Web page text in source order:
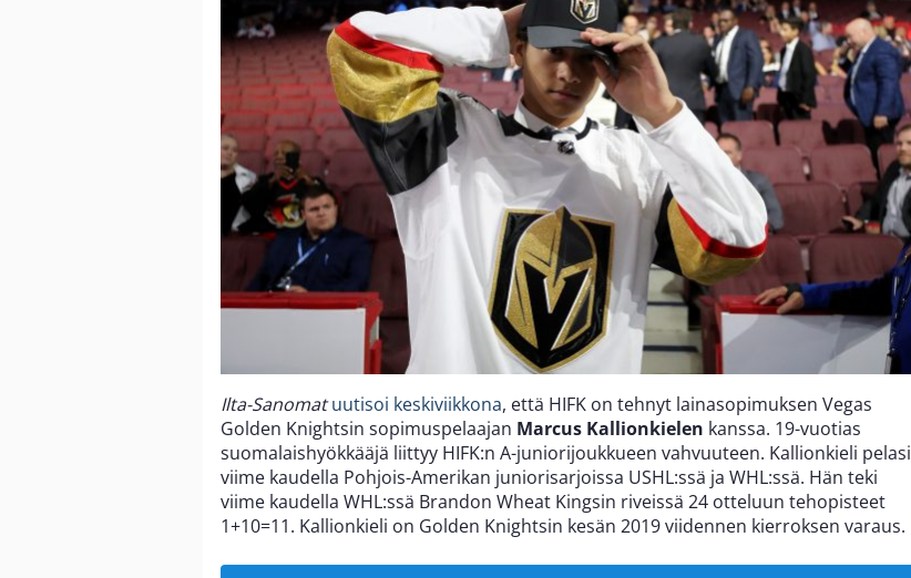
Ilta-Sanomat uutisoi keskiviikkona, että HIFK on tehnyt lainasopimuksen Vegas
Golden Knightsin sopimuspelaajan Marcus Kallionkielen kanssa. 19-vuotias
suomalaishyökkääjä liittyy HIFK:n A-juniorijoukkueen vahvuuteen. Kallionkieli pelasi
viime kaudella Pohjois-Amerikan juniorisarjoissa USHL:ssä ja WHL:ssä. Hän teki
viime kaudella WHL:ssä Brandon Wheat Kingsin riveissä 24 otteluun tehopisteet
1+10=11. Kallionkieli on Golden Knightsin kesän 2019 viidennen kierroksen varaus.